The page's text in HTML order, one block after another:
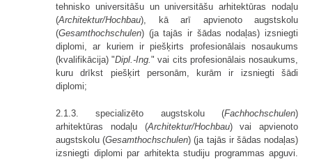
tehnisko universi­tāšu un universitāšu arhitektūras nodaļu
(Architektur/Hochbau), kā arī apvienoto augstskolu
(Gesamthochschulen) (ja tajās ir šādas nodaļas) izsniegti
diplomi, ar kuriem ir piešķirts profesionālais nosaukums
(kvalifikācija) "Dipl.-Ing." vai cits profesionālais nosaukums,
kuru drīkst piešķirt personām, kurām ir izsniegti šādi
diplomi;
2.1.3. specializēto augstskolu (Fachhochschulen)
arhitektūras nodaļu (Architektur/Hochbau) vai apvienoto
augstskolu (Gesamthochschulen) (ja tajās ir šādas nodaļas)
izsniegti diplomi par arhitekta studiju programmas apguvi.